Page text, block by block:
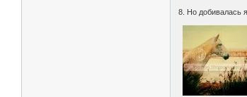
8. Но добивалась